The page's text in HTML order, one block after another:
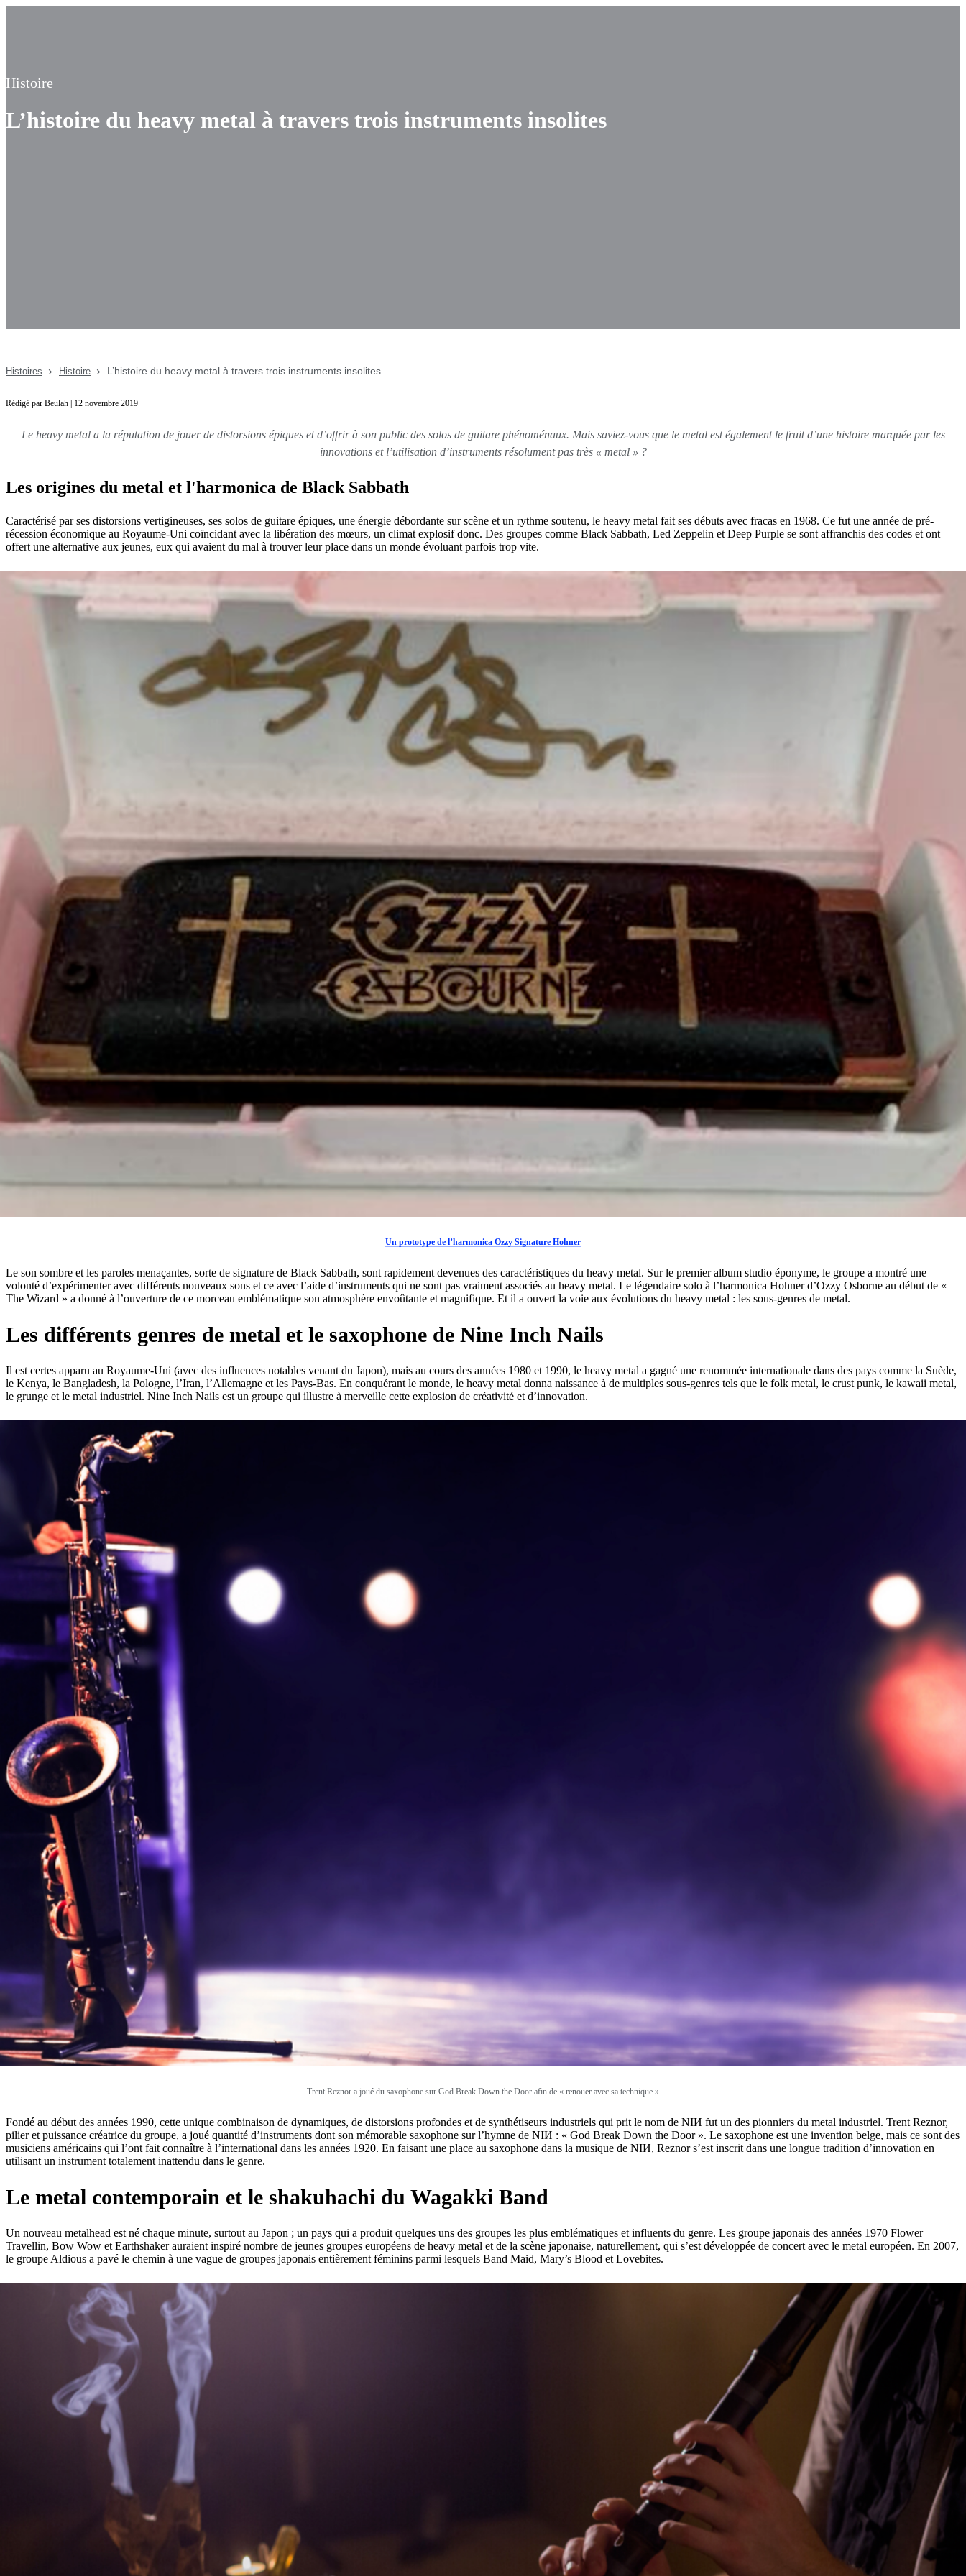
Histoire
L’histoire du heavy metal à travers trois instruments insolites
Histoires Histoire L’histoire du heavy metal à travers trois instruments insolites
Rédigé par Beulah | 12 novembre 2019
Le heavy metal a la réputation de jouer de distorsions épiques et d’offrir à son public des solos de guitare phénoménaux. Mais saviez-vous que le metal est également le fruit d’une histoire marquée par les
innovations et l’utilisation d’instruments résolument pas très « metal » ?
Les origines du metal et l'harmonica de Black Sabbath
Caractérisé par ses distorsions vertigineuses, ses solos de guitare épiques, une énergie débordante sur scène et un rythme soutenu, le heavy metal fait ses débuts avec fracas en 1968. Ce fut une année de pré-
récession économique au Royaume-Uni coïncidant avec la libération des mœurs, un climat explosif donc. Des groupes comme Black Sabbath, Led Zeppelin et Deep Purple se sont affranchis des codes et ont
offert une alternative aux jeunes, eux qui avaient du mal à trouver leur place dans un monde évoluant parfois trop vite.
Un prototype de l’harmonica Ozzy Signature Hohner
Le son sombre et les paroles menaçantes, sorte de signature de Black Sabbath, sont rapidement devenues des caractéristiques du heavy metal. Sur le premier album studio éponyme, le groupe a montré une
volonté d’expérimenter avec différents nouveaux sons et ce avec l’aide d’instruments qui ne sont pas vraiment associés au heavy metal. Le légendaire solo à l’harmonica Hohner d’Ozzy Osborne au début de «
The Wizard » a donné à l’ouverture de ce morceau emblématique son atmosphère envoûtante et magnifique. Et il a ouvert la voie aux évolutions du heavy metal : les sous-genres de metal.
Les différents genres de metal et le saxophone de Nine Inch Nails
Il est certes apparu au Royaume-Uni (avec des influences notables venant du Japon), mais au cours des années 1980 et 1990, le heavy metal a gagné une renommée internationale dans des pays comme la Suède,
le Kenya, le Bangladesh, la Pologne, l’Iran, l’Allemagne et les Pays-Bas. En conquérant le monde, le heavy metal donna naissance à de multiples sous-genres tels que le folk metal, le crust punk, le kawaii metal,
le grunge et le metal industriel. Nine Inch Nails est un groupe qui illustre à merveille cette explosion de créativité et d’innovation.
Trent Reznor a joué du saxophone sur God Break Down the Door afin de « renouer avec sa technique »
Fondé au début des années 1990, cette unique combinaison de dynamiques, de distorsions profondes et de synthétiseurs industriels qui prit le nom de NIИ fut un des pionniers du metal industriel. Trent Reznor,
pilier et puissance créatrice du groupe, a joué quantité d’instruments dont son mémorable saxophone sur l’hymne de NIИ : « God Break Down the Door ». Le saxophone est une invention belge, mais ce sont des
musiciens américains qui l’ont fait connaître à l’international dans les années 1920. En faisant une place au saxophone dans la musique de NIИ, Reznor s’est inscrit dans une longue tradition d’innovation en
utilisant un instrument totalement inattendu dans le genre.
Le metal contemporain et le shakuhachi du Wagakki Band
Un nouveau metalhead est né chaque minute, surtout au Japon ; un pays qui a produit quelques uns des groupes les plus emblématiques et influents du genre. Les groupe japonais des années 1970 Flower
Travellin, Bow Wow et Earthshaker auraient inspiré nombre de jeunes groupes européens de heavy metal et de la scène japonaise, naturellement, qui s’est développée de concert avec le metal européen. En 2007,
le groupe Aldious a pavé le chemin à une vague de groupes japonais entièrement féminins parmi lesquels Band Maid, Mary’s Blood et Lovebites.